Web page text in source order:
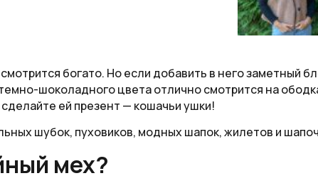
богато. Но если добавить в него заметный
шоколадного цвета отлично смотрится на
ей презент — кошачьи ушки!
шубок, пуховиков, модных шапок, жилетов и
мех?